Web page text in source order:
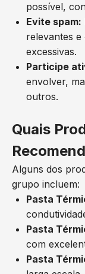
possível,
Evite spam:
relevantes e
excessivas.
Participe
envolver,
outros.
Quais
Alguns dos
grupo incluem:
Pasta
Pasta
com
Pasta